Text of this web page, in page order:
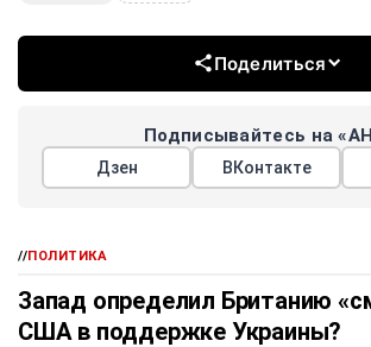
Поделиться
Подписывайтесь на
Дзен ВКонтакте
//ПОЛИТИКА
Запад определил Британию
США в поддержке Украины?